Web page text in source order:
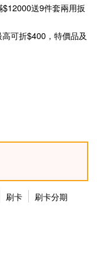
送9件套兩用扳
可折$400，特價品及
刷卡 刷卡分期